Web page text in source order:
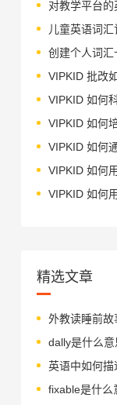
对教学平台的
儿童英语词汇
创建个人词汇
VIPKID 批改
VIPKID 如何
精选文章
英语中如何描